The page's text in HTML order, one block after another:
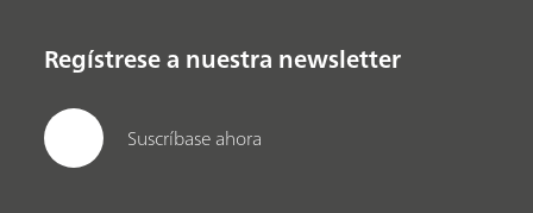
Regístrese a nuestra newsletter
Suscríbase ahora